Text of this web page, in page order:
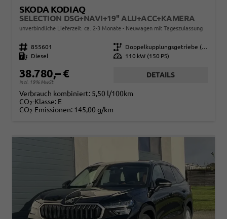
SKODA KODIAQ
SELECTION DSG+NAVI+19'' ALU+ACC+KAMERA
unverbindliche Lieferzeit: ca. 2-3 Monate Neuwagen mit Tageszulassung
Fahrzeugnr. 855601 Getriebe
Doppelkupplungsgetriebe (DSG)
Kraftstoff
Diesel Leistung 110 kW (150 PS)
38.780,– €
incl. 19% MwSt.
DETAILS
Verbrauch kombiniert: 5,50 l/100km
CO2-Klasse: E
CO2-Emissionen: 145,00 g/km